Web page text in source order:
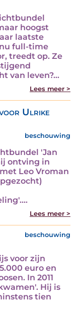
hoogst
laatste
full-time
treedt op. Ze
van leven?…
Lees meer >
Ulrike
beschouwing
'Jan
ontving in
Leo Vroman
Lees meer >
beschouwing
voor zijn
euro en
In 2011
Hij is
tien